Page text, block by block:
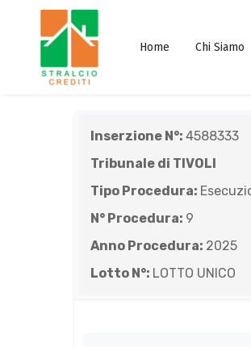
Home Chi Siamo
Inserzione N°: 4588333
Tribunale di TIVOLI
Tipo Procedura:
N° Procedura: 9
Anno Procedura: 2025
Lotto N°: LOTTO UNICO